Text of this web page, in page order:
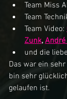
Team Miss
Team
Team Video:
Zunk,
und die
Das war ein
bin sehr
gelaufen ist.